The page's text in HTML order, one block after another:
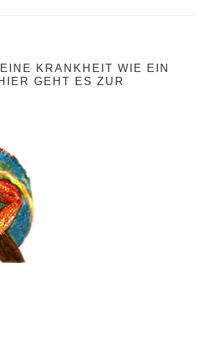
KRANKHEIT WIE EIN
GEHT ES ZUR